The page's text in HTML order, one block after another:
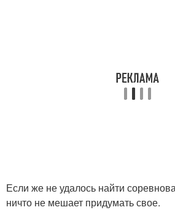
Если же не удалось найти
ничто не мешает придумать свое.